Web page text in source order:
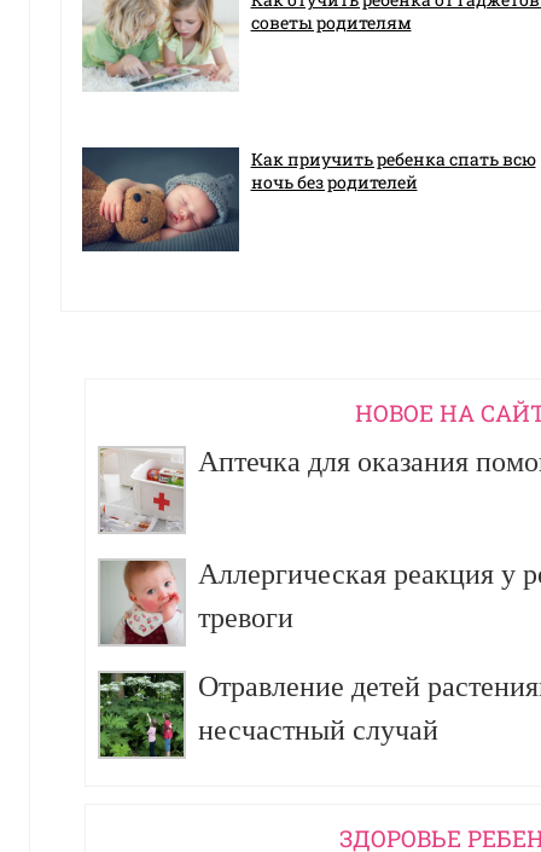
советы родителям
Как приучить ребенка спать всю
ночь без родителей
НОВОЕ НА
Аптечка для оказания
Аллергическая реакция у
тревоги
Отравление детей
несчастный случай
ЗДОРОВЬЕ